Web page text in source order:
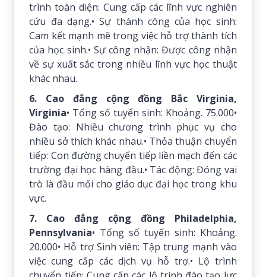
trình toàn diện: Cung cấp các lĩnh vực nghiên
cứu đa dạng.• Sự thành công của học sinh:
Cam kết mạnh mẽ trong việc hỗ trợ thành tích
của học sinh.• Sự công nhận: Được công nhận
về sự xuất sắc trong nhiều lĩnh vực học thuật
khác nhau.
6. Cao đẳng cộng đồng Bắc Virginia,
Virginia• Tổng số tuyển sinh: Khoảng. 75.000•
Đào tạo: Nhiều chương trình phục vụ cho
nhiều sở thích khác nhau.• Thỏa thuận chuyển
tiếp: Con đường chuyển tiếp liền mạch đến các
trường đại học hàng đầu.• Tác động: Đóng vai
trò là đầu mối cho giáo dục đại học trong khu
vực.
7. Cao đẳng cộng đồng Philadelphia,
Pennsylvania• Tổng số tuyển sinh: Khoảng.
20.000• Hỗ trợ Sinh viên: Tập trung mạnh vào
việc cung cấp các dịch vụ hỗ trợ.• Lộ trình